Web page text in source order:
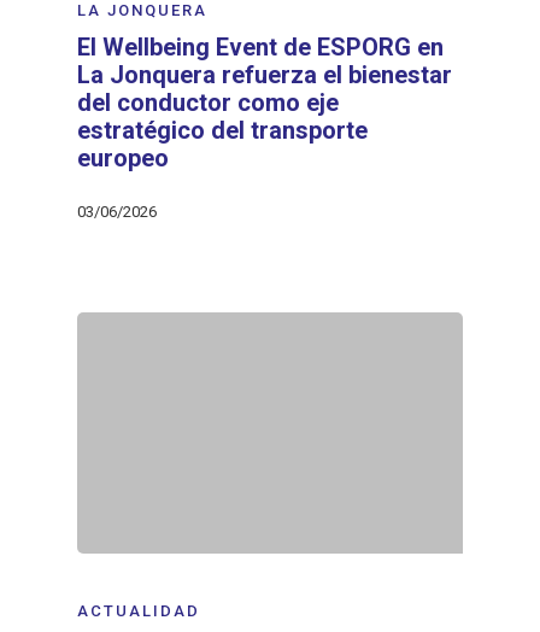
LA JONQUERA
El Wellbeing Event de ESPORG en
La Jonquera refuerza el bienestar
del conductor como eje
estratégico del transporte
europeo
03/06/2026
ACTUALIDAD